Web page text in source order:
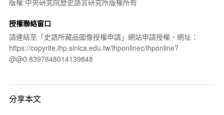
授權聯絡窗口
請連結至「史語所藏品圖像授權申請」網站申請授權，網址：
https://copyrite.ihp.sinica.edu.tw/ihponlinec/ihponline?
@@0.8397848014139848
分享本文